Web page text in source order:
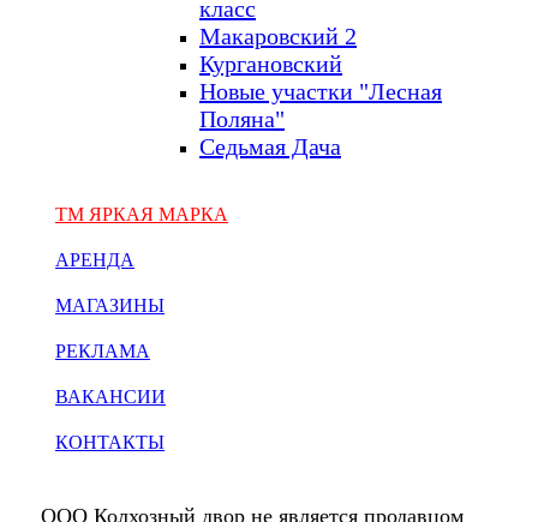
класс
Макаровский 2
Кургановский
Новые участки "Лесная
Поляна"
Седьмая Дача
ТМ ЯРКАЯ МАРКА
АРЕНДА
МАГАЗИНЫ
РЕКЛАМА
ВАКАНСИИ
КОНТАКТЫ
ООО Колхозный двор не является продавцом